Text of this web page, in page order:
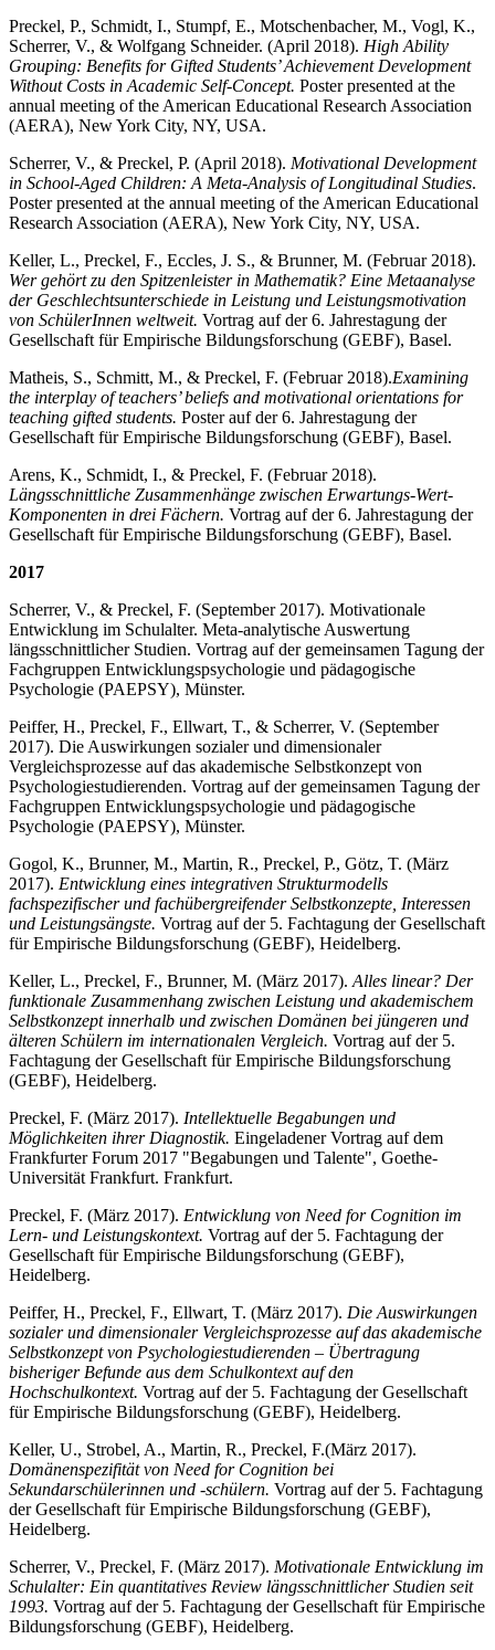
Preckel, P., Schmidt, I., Stumpf, E., Motschenbacher, M., Vogl, K.,
Scherrer, V., & Wolfgang Schneider. (April 2018). High Ability
Grouping: Benefits for Gifted Students’ Achievement Development
Without Costs in Academic Self-Concept. Poster presented at the
annual meeting of the American Educational Research Association
(AERA), New York City, NY, USA.
Scherrer, V., & Preckel, P. (April 2018). Motivational Development
in School-Aged Children: A Meta-Analysis of Longitudinal Studies.
Poster presented at the annual meeting of the American Educational
Research Association (AERA), New York City, NY, USA.
Keller, L., Preckel, F., Eccles, J. S., & Brunner, M. (Februar 2018).
Wer gehört zu den Spitzenleister in Mathematik? Eine Metaanalyse
der Geschlechtsunterschiede in Leistung und Leistungsmotivation
von SchülerInnen weltweit. Vortrag auf der 6. Jahrestagung der
Gesellschaft für Empirische Bildungsforschung (GEBF), Basel.
Matheis, S., Schmitt, M., & Preckel, F. (Februar 2018).Examining
the interplay of teachers’ beliefs and motivational orientations for
teaching gifted students. Poster auf der 6. Jahrestagung der
Gesellschaft für Empirische Bildungsforschung (GEBF), Basel.
Arens, K., Schmidt, I., & Preckel, F. (Februar 2018).
Längsschnittliche Zusammenhänge zwischen Erwartungs-Wert-
Komponenten in drei Fächern. Vortrag auf der 6. Jahrestagung der
Gesellschaft für Empirische Bildungsforschung (GEBF), Basel.
2017
Scherrer, V., & Preckel, F. (September 2017). Motivationale
Entwicklung im Schulalter. Meta-analytische Auswertung
längsschnittlicher Studien. Vortrag auf der gemeinsamen Tagung der
Fachgruppen Entwicklungspsychologie und pädagogische
Psychologie (PAEPSY), Münster.
Peiffer, H., Preckel, F., Ellwart, T., & Scherrer, V. (September
2017). Die Auswirkungen sozialer und dimensionaler
Vergleichsprozesse auf das akademische Selbstkonzept von
Psychologiestudierenden. Vortrag auf der gemeinsamen Tagung der
Fachgruppen Entwicklungspsychologie und pädagogische
Psychologie (PAEPSY), Münster.
Gogol, K., Brunner, M., Martin, R., Preckel, P., Götz, T. (März
2017). Entwicklung eines integrativen Strukturmodells
fachspezifischer und fachübergreifender Selbstkonzepte, Interessen
und Leistungsängste. Vortrag auf der 5. Fachtagung der Gesellschaft
für Empirische Bildungsforschung (GEBF), Heidelberg.
Keller, L., Preckel, F., Brunner, M. (März 2017). Alles linear? Der
funktionale Zusammenhang zwischen Leistung und akademischem
Selbstkonzept innerhalb und zwischen Domänen bei jüngeren und
älteren Schülern im internationalen Vergleich. Vortrag auf der 5.
Fachtagung der Gesellschaft für Empirische Bildungsforschung
(GEBF), Heidelberg.
Preckel, F. (März 2017). Intellektuelle Begabungen und
Möglichkeiten ihrer Diagnostik. Eingeladener Vortrag auf dem
Frankfurter Forum 2017 "Begabungen und Talente", Goethe-
Universität Frankfurt. Frankfurt.
Preckel, F. (März 2017). Entwicklung von Need for Cognition im
Lern- und Leistungskontext. Vortrag auf der 5. Fachtagung der
Gesellschaft für Empirische Bildungsforschung (GEBF),
Heidelberg.
Peiffer, H., Preckel, F., Ellwart, T. (März 2017). Die Auswirkungen
sozialer und dimensionaler Vergleichsprozesse auf das akademische
Selbstkonzept von Psychologiestudierenden – Übertragung
bisheriger Befunde aus dem Schulkontext auf den
Hochschulkontext. Vortrag auf der 5. Fachtagung der Gesellschaft
für Empirische Bildungsforschung (GEBF), Heidelberg.
Keller, U., Strobel, A., Martin, R., Preckel, F.(März 2017).
Domänenspezifität von Need for Cognition bei
Sekundarschülerinnen und -schülern. Vortrag auf der 5. Fachtagung
der Gesellschaft für Empirische Bildungsforschung (GEBF),
Heidelberg.
Scherrer, V., Preckel, F. (März 2017). Motivationale Entwicklung im
Schulalter: Ein quantitatives Review längsschnittlicher Studien seit
1993. Vortrag auf der 5. Fachtagung der Gesellschaft für Empirische
Bildungsforschung (GEBF), Heidelberg.